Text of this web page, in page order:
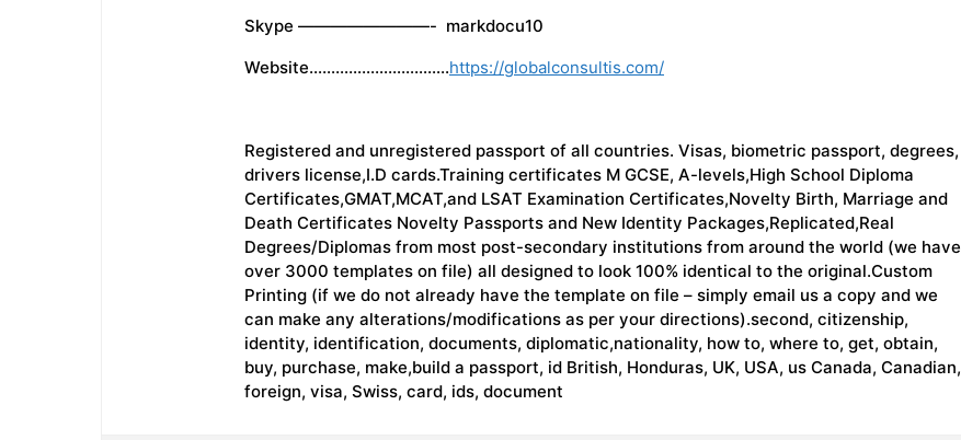
Skype ————————- markdocu10
Website…………………………..https://globalconsultis.com/
Registered and unregistered passport of all countries. Visas, biometric passport, degrees,
drivers license,I.D cards.Training certificates M GCSE, A-levels,High School Diploma
Certificates,GMAT,MCAT,and LSAT Examination Certificates,Novelty Birth, Marriage and
Death Certificates Novelty Passports and New Identity Packages,Replicated,Real
Degrees/Diplomas from most post-secondary institutions from around the world (we have
over 3000 templates on file) all designed to look 100% identical to the original.Custom
Printing (if we do not already have the template on file – simply email us a copy and we
can make any alterations/modifications as per your directions).second, citizenship,
identity, identification, documents, diplomatic,nationality, how to, where to, get, obtain,
buy, purchase, make,build a passport, id British, Honduras, UK, USA, us Canada, Canadian,
foreign, visa, Swiss, card, ids, document